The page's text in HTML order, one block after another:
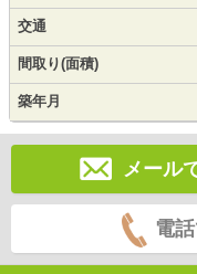
交通
間取り(面積)
築年月
メール
電